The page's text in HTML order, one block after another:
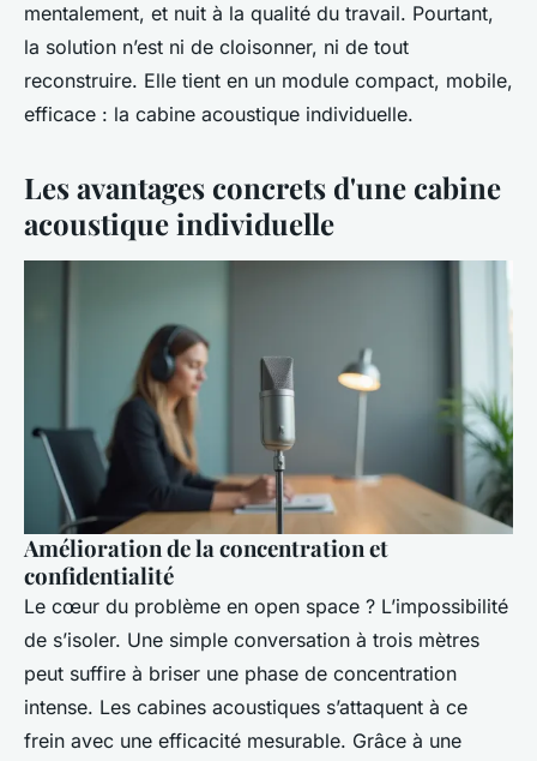
mentalement, et nuit à la qualité du travail. Pourtant,
la solution n’est ni de cloisonner, ni de tout
reconstruire. Elle tient en un module compact, mobile,
efficace : la cabine acoustique individuelle.
Les avantages concrets d'une cabine
acoustique individuelle
Amélioration de la concentration et
confidentialité
Le cœur du problème en open space ? L’impossibilité
de s’isoler. Une simple conversation à trois mètres
peut suffire à briser une phase de concentration
intense. Les cabines acoustiques s’attaquent à ce
frein avec une efficacité mesurable. Grâce à une